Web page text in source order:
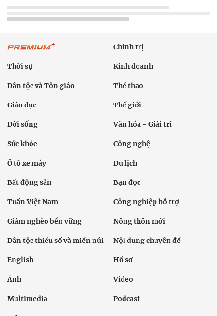
Chính trị
Thời sự Kinh doanh
Dân tộc và Tôn giáo Thể thao
Giáo dục Thế giới
Đời sống Văn hóa - Giải trí
Sức khỏe Công nghệ
Ô tô xe máy Du lịch
Bất động sản Bạn đọc
Tuần Việt Nam Công nghiệp hỗ trợ
Giảm nghèo bền vững Nông thôn mới
Dân tộc thiểu số và miền núi Nội dung chuyên đề
English Hồ sơ
Ảnh Video
Multimedia Podcast